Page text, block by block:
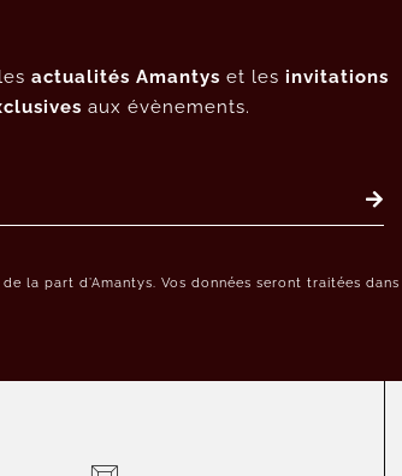
actualités Amantys et les invitations
aux évènements.
la part d’Amantys. Vos données seront traitées